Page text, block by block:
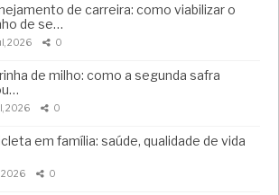
de carreira: como viabilizar o
de se…
2026 0
de milho: como a segunda safra
2026 0
em família: saúde, qualidade de vida
2026 0